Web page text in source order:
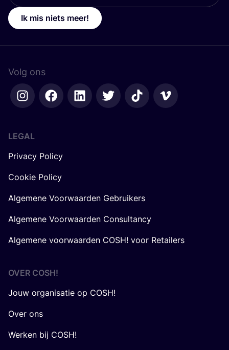
Ik mis niets meer!
Volg ons
LEGAL
Privacy Policy
Cookie Policy
Algemene Voorwaarden Gebruikers
Algemene Voorwaarden Consultancy
Algemene voorwaarden COSH! voor Retailers
OVER COSH!
Jouw organisatie op COSH!
Over ons
Werken bij COSH!